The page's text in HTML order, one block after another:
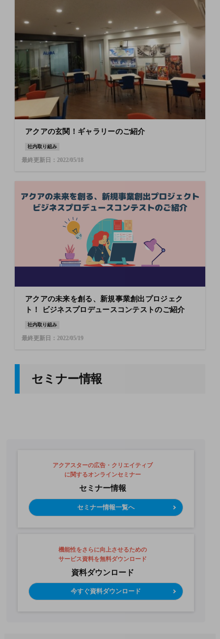
アクアの玄関！ギャラリーのご紹介
社内取り組み
最終更新日：2022/05/18
アクアの未来を創る、新規事業創出プロジェク
ト！ ビジネスプロデュースコンテストのご紹介
社内取り組み
最終更新日：2022/05/19
セミナー情報
アクアスターの広告・クリエイティブ
に関するオンラインセミナー
セミナー情報
セミナー情報一覧へ
機能性をさらに向上させるための
サービス資料を無料ダウンロード
資料ダウンロード
今すぐ資料ダウンロード